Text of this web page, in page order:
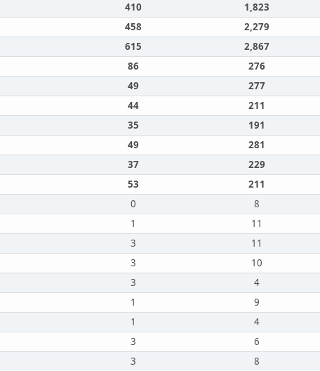
410 1,823
458 2,279
615 2,867
86 276
49 277
44 211
35 191
49 281
37 229
53 211
0 8
1 11
3 11
3 10
3 4
1 9
1 4
3 6
3 8